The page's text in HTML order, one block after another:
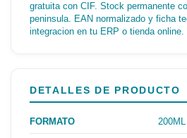
gratuita con CIF. Stock permanente
peninsula. EAN normalizado y ficha
integracion en tu ERP o tienda online.
DETALLES DE PRODUCTO
FORMATO 200ML